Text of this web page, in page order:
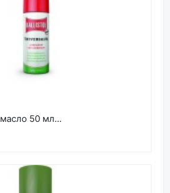
50 мл...